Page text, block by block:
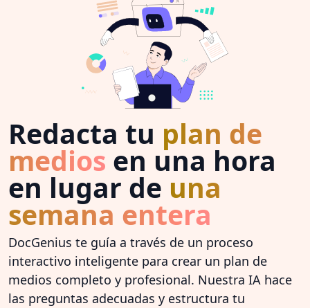
Redacta tu plan de
medios en una hora
en lugar de una
semana entera
DocGenius te guía a través de un proceso
interactivo inteligente para crear un plan de
medios completo y profesional. Nuestra IA hace
las preguntas adecuadas y estructura tu